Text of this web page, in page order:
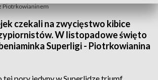
Piotrkowianinem
czekali na zwycięstwo kibice
W listopadowe święto
Superligi - Piotrkowianina